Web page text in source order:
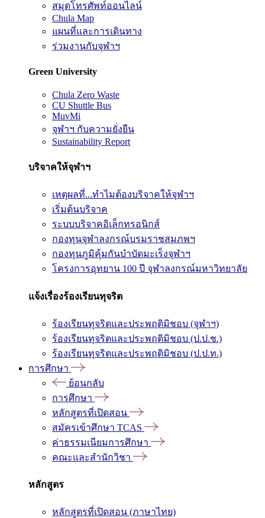
สมุดโทรศัพท์ออนไลน์
Chula Map
แผนที่และการเดินทาง
ร่วมงานกับจุฬาฯ
Green University
Chula Zero Waste
CU Shuttle Bus
MuvMi
จุฬาฯ กับความยั่งยืน
Sustainability Report
บริจาคให้จุฬาฯ
เหตุผลที่...ทำไมต้องบริจาคให้จุฬาฯ
เริ่มต้นบริจาค
ระบบบริจาคอิเล็กทรอนิกส์
กองทุนจุฬาลงกรณ์บรมราชสมภพฯ
กองทุนภูมิคุ้มกันบำบัดมะเร็งจุฬาฯ
โครงการอุทยาน 100 ปี จุฬาลงกรณ์มหาวิทยาลัย
แจ้งเรื่องร้องเรียนทุจริต
ร้องเรียนทุจริตและประพฤติมิชอบ (จุฬาฯ)
ร้องเรียนทุจริตและประพฤติมิชอบ (ป.ป.ช.)
ร้องเรียนทุจริตและประพฤติมิชอบ (ป.ป.ท.)
การศึกษา
ย้อนกลับ
การศึกษา
หลักสูตรที่เปิดสอน
สมัครเข้าศึกษา TCAS
ค่าธรรมเนียมการศึกษา
คณะและสำนักวิชา
หลักสูตร
หลักสูตรที่เปิดสอน (ภาษาไทย)